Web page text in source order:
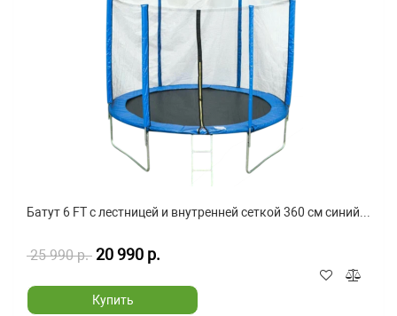
Батут 6 FT с лестницей и внутренней сеткой 360 см синий...
25 990 р. 20 990 р.
Купить